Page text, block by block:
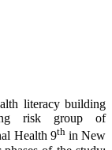
literacy building
risk group of
Health 9th in New